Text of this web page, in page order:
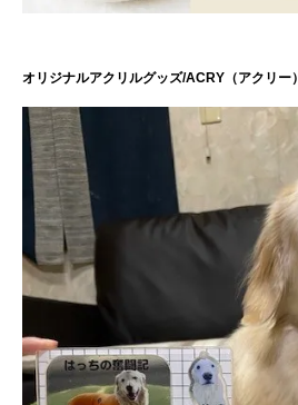
オリジナルアクリルグッズ/ACRY（アクリー）